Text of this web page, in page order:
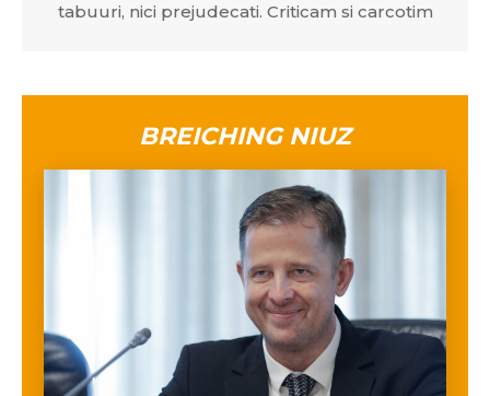
tabuuri, nici prejudecati. Criticam si carcotim
BREICHING NIUZ